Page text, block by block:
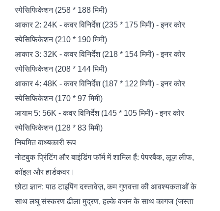
स्पेसिफिकेशन (258 * 188 मिमी)
आकार 2: 24K - कवर विनिर्देश (235 * 175 मिमी) - इनर कोर
स्पेसिफिकेशन (210 * 190 मिमी)
आकार 3: 32K - कवर विनिर्देश (218 * 154 मिमी) - इनर कोर
स्पेसिफिकेशन (208 * 144 मिमी)
आकार 4: 48K - कवर विनिर्देश (187 * 122 मिमी) - इनर कोर
स्पेसिफिकेशन (170 * 97 मिमी)
आयाम 5: 56K - कवर विनिर्देश (145 * 105 मिमी) - इनर कोर
स्पेसिफिकेशन (128 * 83 मिमी)
नियमित बाध्यकारी रूप
नोटबुक प्रिंटिंग और बाइंडिंग फॉर्म में शामिल हैं: पेपरबैक, लूज़ लीफ,
कॉइल और हार्डकवर।
छोटा ज्ञान: पाठ टाइपिंग दस्तावेज़, कम गुणवत्ता की आवश्यकताओं के
साथ लघु संस्करण ढीला मुद्रण, हल्के वजन के साथ कागज (जस्ता